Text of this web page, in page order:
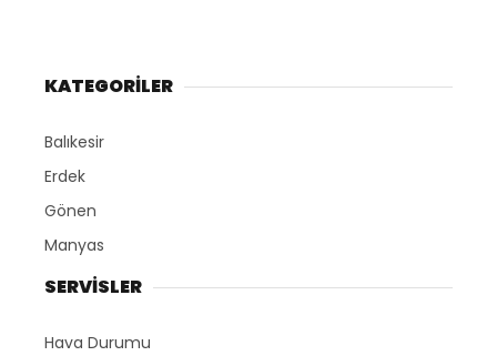
KATEGORİLER
Balıkesir
Erdek
Gönen
Manyas
SERVİSLER
Hava Durumu